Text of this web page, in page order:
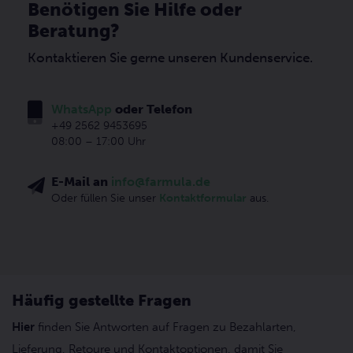
Benötigen Sie Hilfe oder
Beratung?
Kontaktieren Sie gerne unseren Kundenservice.
WhatsApp oder Telefon
+49 2562 9453695
08:00 – 17:00 Uhr
E-Mail an info@farmula.de
Oder füllen Sie unser Kontaktformular aus.
Häufig gestellte Fragen
Hier finden Sie Antworten auf Fragen zu Bezahlarten,
Lieferung, Retoure und Kontaktoptionen, damit Sie